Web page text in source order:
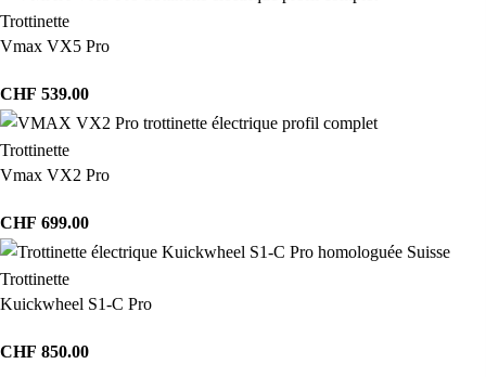
Trottinette
Vmax VX5 Pro
CHF 539.00
Trottinette
Vmax VX2 Pro
CHF 699.00
Trottinette
Kuickwheel S1-C Pro
CHF 850.00